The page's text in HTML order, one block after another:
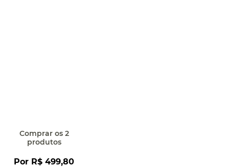
Comprar os 2
produtos
Por R$ 499,80